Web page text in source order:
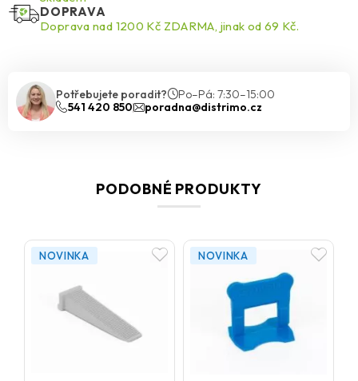
DOPRAVA
Doprava nad 1200 Kč ZDARMA, jinak od 69 Kč.
Potřebujete poradit?
Po–Pá: 7:30–15:00
541 420 850
poradna@distrimo.cz
PODOBNÉ PRODUKTY
NOVINKA NOVINKA